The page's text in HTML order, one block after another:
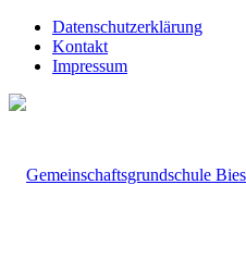
Datenschutzerklärung
Kontakt
Impressum